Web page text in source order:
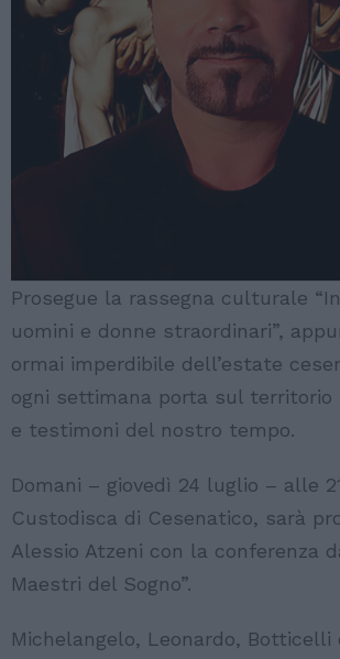
Prosegue la rassegna culturale
uomini e donne straordinari”,
ormai imperdibile dell’estate
ogni settimana porta sul
e testimoni del nostro tempo.
Domani – giovedì 24 luglio – alle
Custodisca di Cesenatico, sarà
Alessio Atzeni con la conferenza
Maestri del Sogno”.
Michelangelo, Leonardo, Botticelli